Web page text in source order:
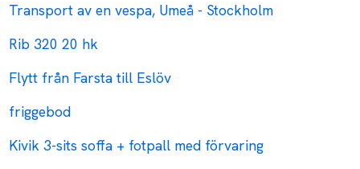
Transport av en vespa, Umeå - Stockholm
Rib 320 20 hk
Flytt från Farsta till Eslöv
friggebod
Kivik 3-sits soffa + fotpall med förvaring